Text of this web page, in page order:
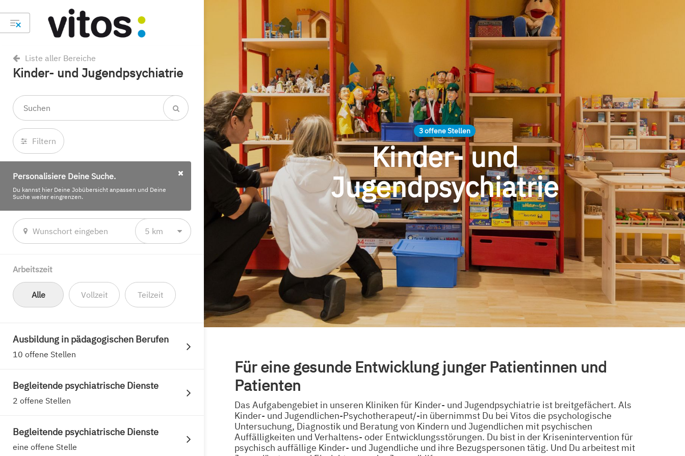
Liste aller Bereiche
Kinder- und Jugendpsychiatrie
Filtern
Personalisiere Deine Suche.
Du kannst hier Deine Jobübersicht anpassen und Deine
Suche weiter eingrenzen.
5 km
Arbeitszeit
Alle Vollzeit Teilzeit
Ausbildung in pädagogischen Berufen
10 offene Stellen
Begleitende psychiatrische Dienste
2 offene Stellen
Begleitende psychiatrische Dienste
eine offene Stelle
3 offene Stellen
Kinder- und
Jugendpsychiatrie
Für eine gesunde Entwicklung junger Patientinnen und
Patienten
Das Aufgabengebiet in unseren Kliniken für Kinder- und Jugendpsychiatrie ist breitgefächert. Als
Kinder- und Jugendlichen-Psychotherapeut/-in übernimmst Du bei Vitos die psychologische
Untersuchung, Diagnostik und Beratung von Kindern und Jugendlichen mit psychischen
Auffälligkeiten und Verhaltens- oder Entwicklungsstörungen. Du bist in der Krisenintervention für
psychisch auffällige Kinder- und Jugendliche und ihre Bezugspersonen tätig. Und Du arbeitest mit